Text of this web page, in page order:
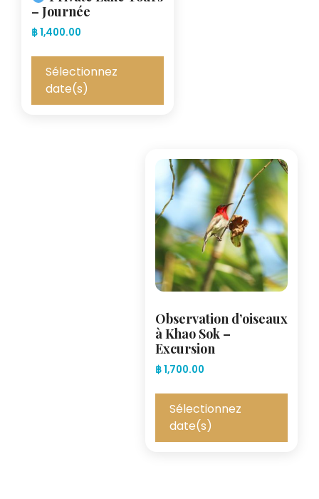
– Journée
฿1,400.00
Sélectionnez
date(s)
Observation d’oiseaux
à Khao Sok –
Excursion
฿1,700.00
Sélectionnez
date(s)